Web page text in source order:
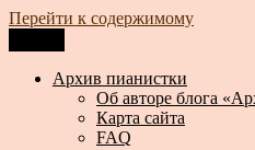
Перейти к содержимому
Архив пианистки
Всё для пианистов: ноты,
Архив пианистки
Об авторе блога
Карта сайта
FAQ